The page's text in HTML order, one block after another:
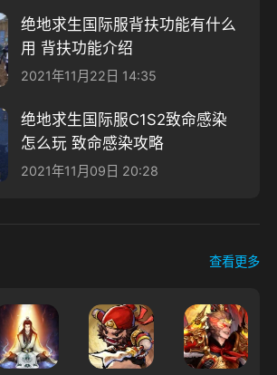
绝地求生国际服背扶功能有什么
用 背扶功能介绍
2021年11月22日 14:35
绝地求生国际服C1S2致命感染
怎么玩 致命感染攻略
2021年11月09日 20:28
查看更多